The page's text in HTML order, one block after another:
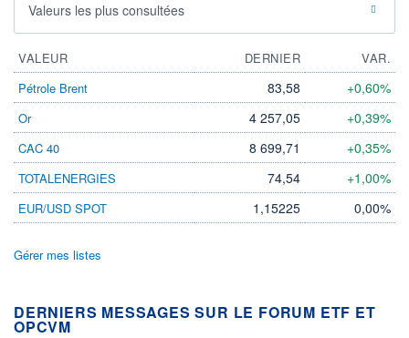
Valeurs les plus consultées
VALEUR DERNIER
VAR.
Pétrole Brent
83,58 +0,60%
Or 4 257,05 +0,39%
CAC 40 8 699,71 +0,35%
TOTALENERGIES 74,54 +1,00%
EUR/USD SPOT 1,15225 0,00%
Gérer mes listes
DERNIERS MESSAGES SUR LE FORUM ETF ET
OPCVM